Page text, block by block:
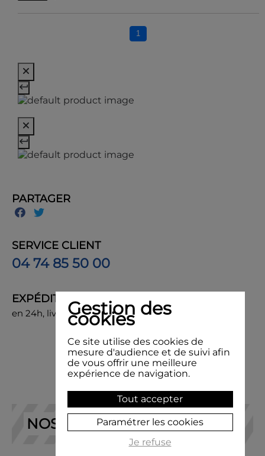
1
PARTAGER
SERVICE CLIENT
04 74 85 50 00
EXPÉDITION
en 24h, livraison chez vous ou en point de retrait
NOS RECOMMANDATIONS
Gestion des
cookies
Ce site utilise des cookies de
mesure d'audience et de suivi afin
de vous offrir une meilleure
expérience de navigation.
Tout accepter
Paramétrer les cookies
Je refuse